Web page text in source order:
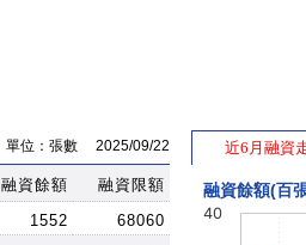
單位：張數 2025/09/22
融資餘額
融資限額
1552
68060
近6月融資
融資餘額(百
40